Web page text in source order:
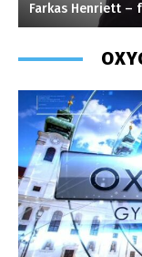
Farkas Henriett –